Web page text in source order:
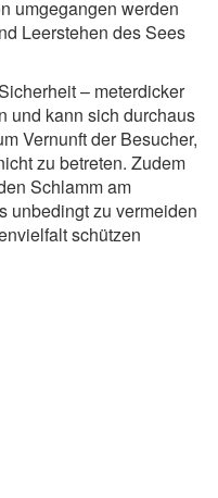
umgegangen werden
Leerstehen des Sees
– meterdicker
und kann sich durchaus
Vernunft der Besucher,
zu betreten. Zudem
Schlamm am
unbedingt zu vermeiden
schützen